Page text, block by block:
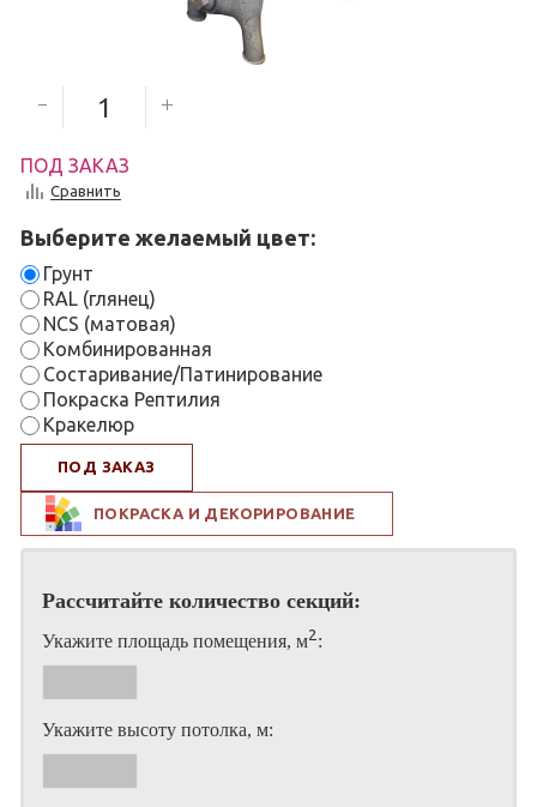
ПОД ЗАКАЗ
Сравнить
Выберите желаемый цвет:
Грунт
RAL (глянец)
NCS (матовая)
Комбинированная
Состаривание/Патинирование
Покраска Рептилия
Кракелюр
ПОД ЗАКАЗ
ПОКРАСКА И ДЕКОРИРОВАНИЕ
Рассчитайте количество секций:
Укажите площадь помещения, м2 :
Укажите высоту потолка, м: